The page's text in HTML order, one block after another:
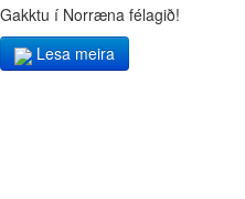
Gakktu í Norræna félagið!
Lesa meira